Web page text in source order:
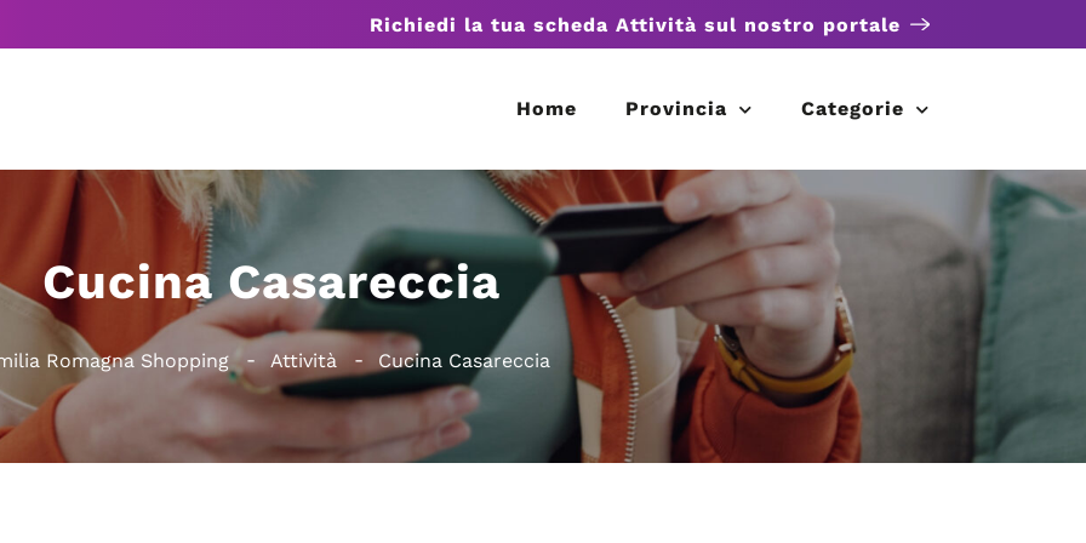
Richiedi la tua scheda Attività sul nostro portale
Home Provincia Categorie
Cucina Casareccia
Romagna Shopping Attività Cucina Casareccia